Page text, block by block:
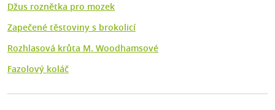
Džus roznětka pro mozek
Zapečené těstoviny s brokolicí
Rozhlasová krůta M. Woodhamsové
Fazolový koláč